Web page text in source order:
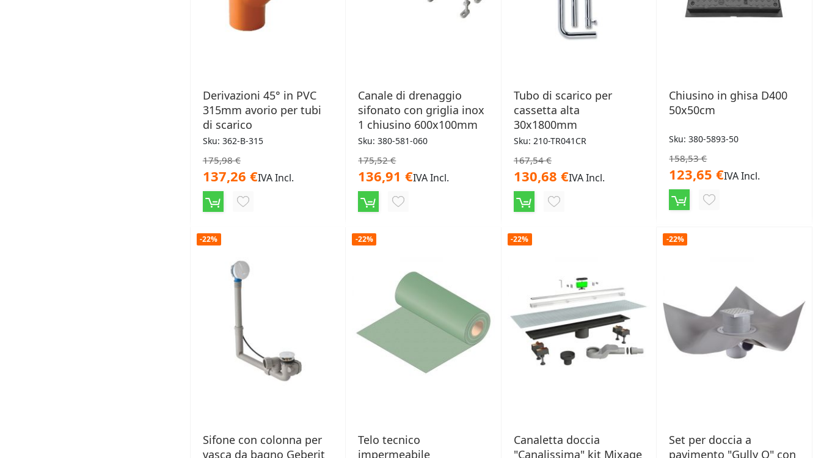
Derivazioni 45° in PVC
315mm avorio per tubi
di scarico
Sku: 362-B-315
175,98 €
137,26 €IVA Incl.
AGGIUNGI
DESIDERI
Canale di drenaggio
sifonato con griglia inox
1 chiusino 600x100mm
Sku: 380-581-060
175,52 €
136,91 €IVA Incl.
AGGIUNGI
Tubo di scarico per
cassetta alta
30x1800mm
Sku: 210-TR041CR
167,54 €
130,68 €IVA Incl.
AGGIUNGI
Chiusino in ghisa D400
50x50cm
Sku: 380-5893-50
158,53 €
123,65 €IVA Incl.
AGGIUNGI
-22%
Sifone con colonna per
vasca da bagno Geberit
-22%
Telo tecnico
impermeabile
-22%
Canaletta doccia
"Canalissima" kit Mixage
-22%
Set per doccia a
pavimento "Gully Q" con